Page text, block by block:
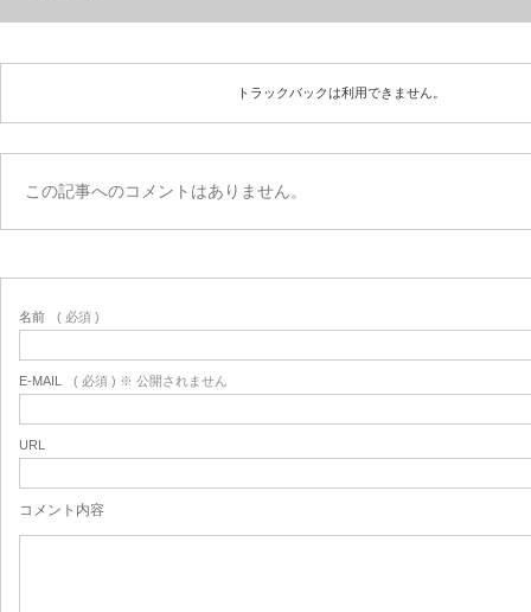
トラックバックは利用できません。
この記事へのコメントはありません。
名前 ( 必須 )
E-MAIL ( 必須 ) ※ 公開されません
URL
コメント内容